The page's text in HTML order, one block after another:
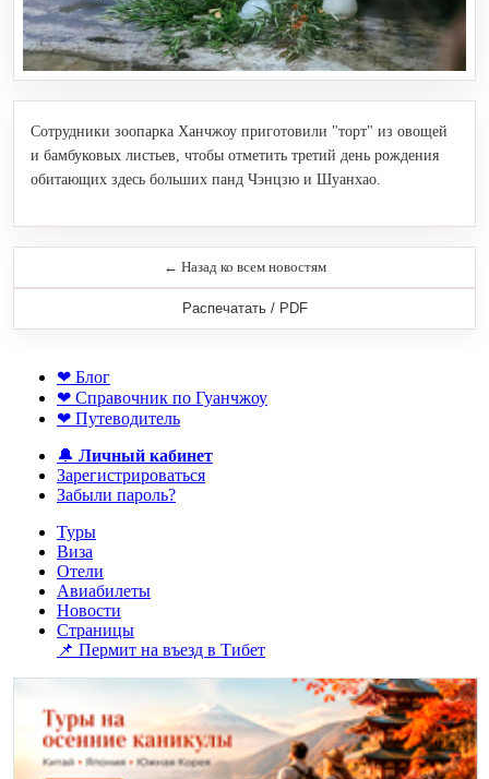
Сотрудники зоопарка Ханчжоу приготовили "торт" из овощей
и бамбуковых листьев, чтобы отметить третий день рождения
обитающих здесь больших панд Чэнцзю и Шуанхао.
← Назад ко всем новостям
Распечатать / PDF
❤ Блог
❤ Справочник по Гуанчжоу
❤ Путеводитель
🔔 Личный кабинет
Зарегистрироваться
Забыли пароль?
Туры
Виза
Отели
Авиабилеты
Новости
Страницы
📌 Пермит на въезд в Тибет